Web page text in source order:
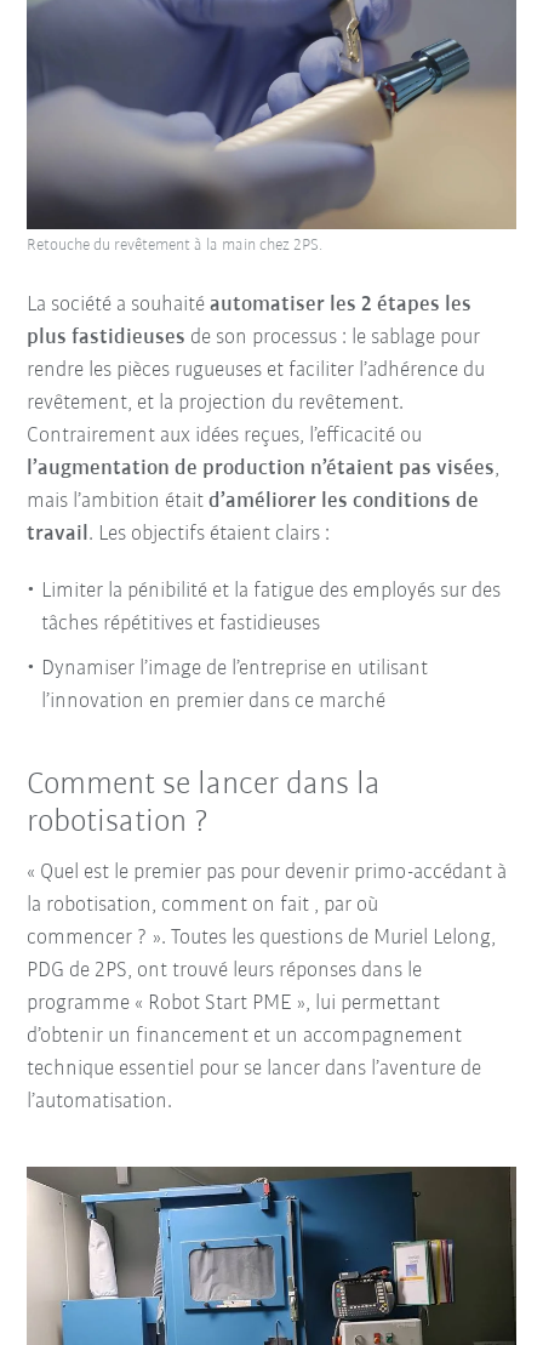
La société a souhaitéautomatiser les 2 étapes les
plus fastidieuses de son processus : le sablage pour
rendre les pièces rugueuses et faciliter l’adhérence du
revêtement, et la projection du revêtement.
Contrairement aux idées reçues, l’efficacité ou
l’augmentation de production n’étaient pas visées,
mais l’ambition étaitd’améliorer les conditions de
travail. Les objectifs étaient clairs :
Limiter la pénibilité et la fatigue des employés sur des
tâches répétitives et fastidieuses
Dynamiser l’image de l’entreprise en utilisant
l’innovation en premier dans ce marché
Retouche du revêtement à la main chez 2PS.
Comment se lancer dans la
robotisation ?
« Quel est le premier pas pour devenir primo-accédant à
la robotisation, comment on fait , par où
commencer ? ». Toutes les questions de Muriel Lelong,
PDG de 2PS, ont trouvé leurs réponses dans le
programme « Robot Start PME », lui permettant
d’obtenir un financement et un accompagnement
technique essentiel pour se lancer dans l’aventure de
l’automatisation.